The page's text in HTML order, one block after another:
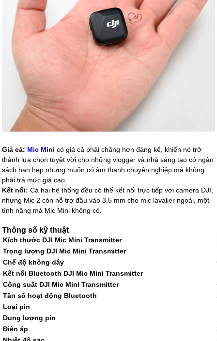
Giá cả: Mic Mini có giá cả phải chăng hơn đáng kể, khiến nó trở
thành lựa chọn tuyệt vời cho những vlogger và nhà sáng tạo có ngân
sách hạn hẹp nhưng muốn có âm thanh chuyên nghiệp mà không
phải trả mức giá cao.
Kết nối:Cả hai hệ thống đều có thể kết nối trực tiếp với camera DJI,
nhưng Mic 2 còn hỗ trợ đầu vào 3,5 mm cho mic lavalier ngoài, một
tính năng mà Mic Mini không có.
Thông số kỹ thuật
Kích thước DJI Mic Mini Transmitter
Trọng lượng DJI Mic Mini Transmitter
Chế độ không dây
Kết nối Bluetooth DJI Mic Mini Transmitter
Công suất DJI Mic Mini Transmitter
Tần số hoạt động Bluetooth
Loại pin
Dung lượng pin
Điện áp